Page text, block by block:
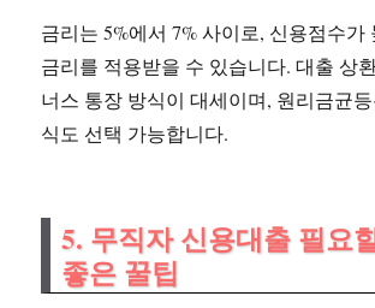
금리는 5%에서 7% 사이로, 신용점수가
금리를 적용받을 수 있습니다. 대출 상
너스 통장 방식이 대세이며, 원리금균
식도 선택 가능합니다.
5. 무직자 신용대출 필요
좋은 꿀팁